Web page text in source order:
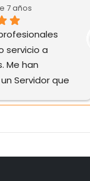
7 años
servicio a
Me han
Servidor que